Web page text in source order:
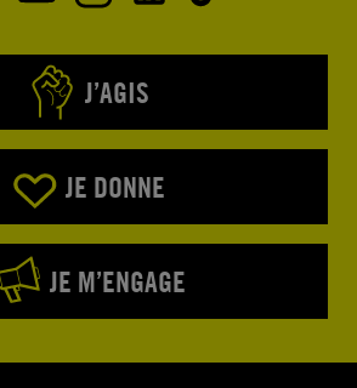
J’AGIS
JE DONNE
JE M’ENGAGE